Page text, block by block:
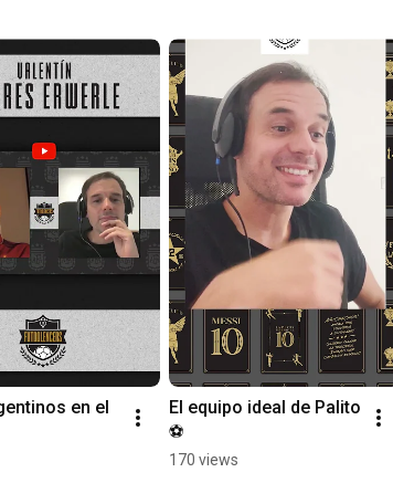
en el
El equipo ideal de Palito
⚽
170 views